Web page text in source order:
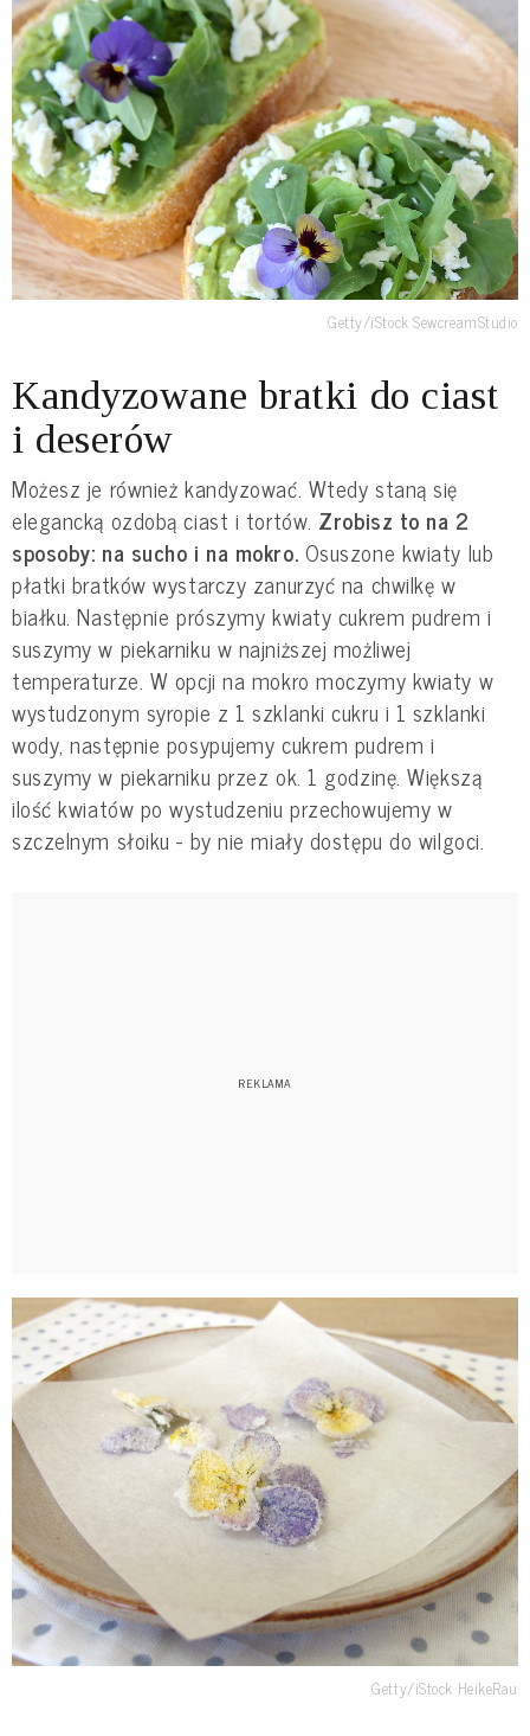
Getty/iStock SewcreamStudio
Kandyzowane bratki do ciast
i deserów
Możesz je również kandyzować. Wtedy staną się
elegancką ozdobą ciast i tortów. Zrobisz to na 2
sposoby: na sucho i na mokro. Osuszone kwiaty lub
płatki bratków wystarczy zanurzyć na chwilkę w
białku. Następnie prószymy kwiaty cukrem pudrem i
suszymy w piekarniku w najniższej możliwej
temperaturze. W opcji na mokro moczymy kwiaty w
wystudzonym syropie z 1 szklanki cukru i 1 szklanki
wody, następnie posypujemy cukrem pudrem i
suszymy w piekarniku przez ok. 1 godzinę. Większą
ilość kwiatów po wystudzeniu przechowujemy w
szczelnym słoiku - by nie miały dostępu do wilgoci.
Getty/iStock HeikeRau